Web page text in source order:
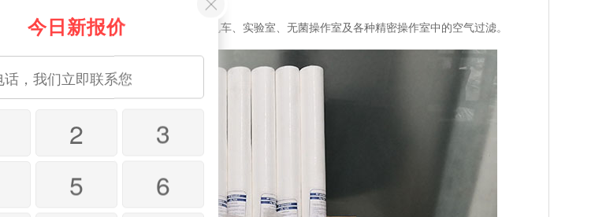
风格等。主要用于工程机车、汽车、农用机车、实验室、无菌操作室及各种精密操作室中的空气过滤。
今日新报价
2
3
5
6